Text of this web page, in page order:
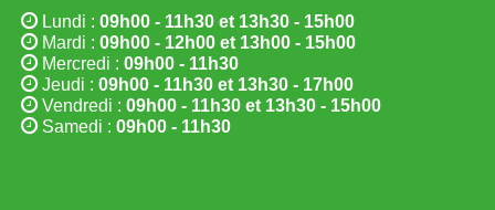
Lundi : 09h00 - 11h30 et 13h30 - 15h00
Mardi : 09h00 - 12h00 et 13h00 - 15h00
Mercredi : 09h00 - 11h30
Jeudi : 09h00 - 11h30 et 13h30 - 17h00
Vendredi : 09h00 - 11h30 et 13h30 - 15h00
Samedi : 09h00 - 11h30